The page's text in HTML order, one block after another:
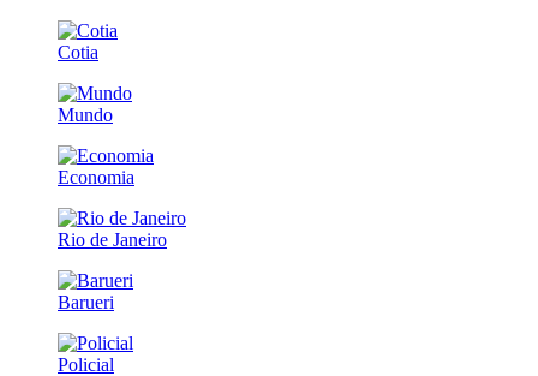
Cotia
Mundo
Economia
Rio de Janeiro
Barueri
Policial